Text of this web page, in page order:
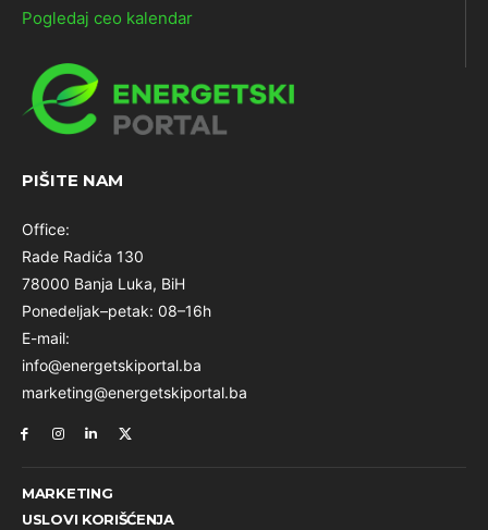
Pogledaj ceo kalendar
PIŠITE NAM
Office:
Rade Radića 130
78000 Banja Luka, BiH
Ponedeljak–petak: 08–16h
E-mail:
info@energetskiportal.ba
marketing@energetskiportal.ba
MARKETING
USLOVI KORIŠĆENJA